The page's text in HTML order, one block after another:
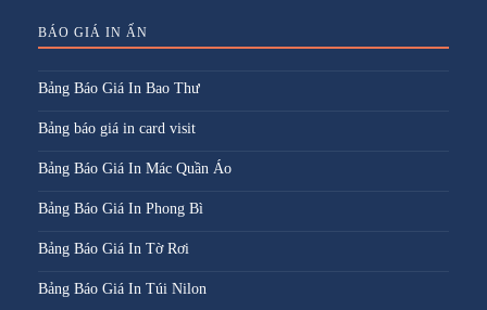
BÁO GIÁ IN ẤN
Bảng Báo Giá In Bao Thư
Bảng báo giá in card visit
Bảng Báo Giá In Mác Quần Áo
Bảng Báo Giá In Phong Bì
Bảng Báo Giá In Tờ Rơi
Bảng Báo Giá In Túi Nilon